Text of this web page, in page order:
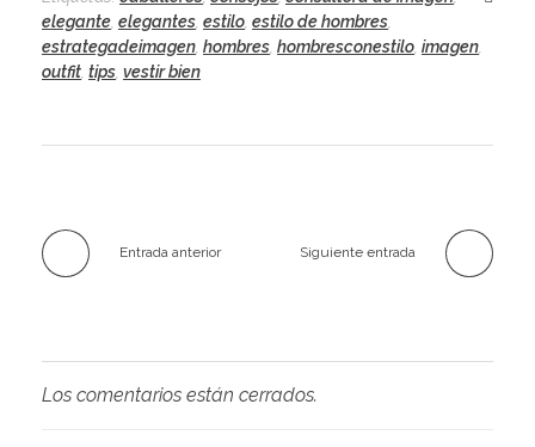
elegante elegantes estilo estilo de hombres
estrategadeimagen hombres hombresconestilo imagen
outfit tips vestir bien
Entrada anterior Siguiente entrada
Los comentarios están cerrados.